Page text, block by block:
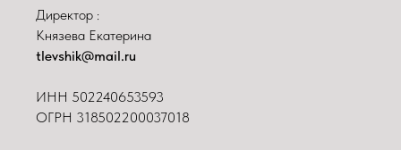
Директор :
Князева Екатерина
tlevshik@mail.ru
ИНН 502240653593
ОГРН 318502200037018